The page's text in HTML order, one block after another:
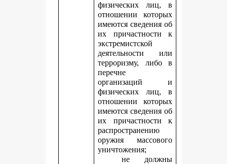
физических лиц, в
отношении которых
имеются сведения об
их причастности к
экстремистской
деятельности или
терроризму, либо в
перечне
организаций и
физических лиц, в
отношении которых
имеются сведения об
их причастности к
распространению
оружия массового
уничтожения;
не должны